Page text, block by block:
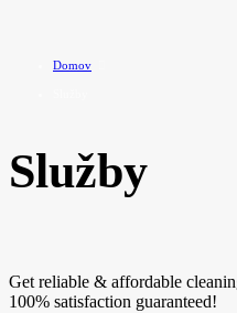
Domov
Služby
Get reliable & affordable
100% satisfaction guaranteed!